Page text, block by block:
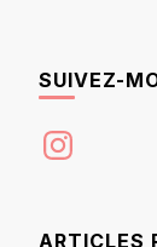
SUIVEZ-
Instagram
ARTICLES